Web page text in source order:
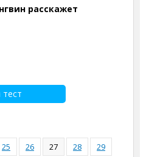
расскажет
25 26 27 28
29